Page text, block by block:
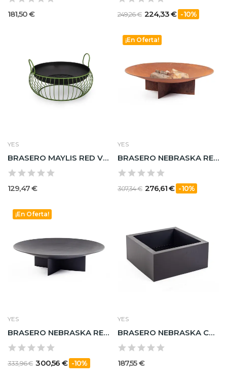
181,50 € 249,26 € 224,33 € -10%
YES
BRASERO MAYLIS RED VERDE D57X22H
129,47 €
¡En Oferta!
YES
BRASERO NEBRASKA RED HERRUMBRE D100X27H
307,34 € 276,61 € -10%
¡En Oferta!
YES
BRASERO NEBRASKA RED NEGRO D100X27H
333,96 € 300,56 € -10%
YES
BRASERO NEBRASKA CU BAJO NEGRO D60X26H
187,55 €